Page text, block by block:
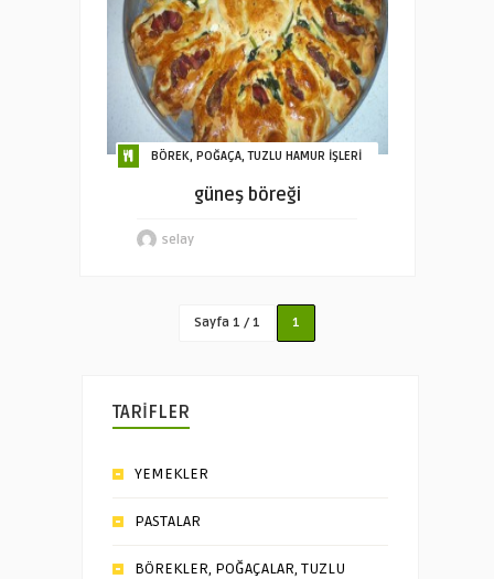
BÖREK, POĞAÇA, TUZLU HAMUR İŞLERİ
güneş böreği
selay
Sayfa 1 / 1 1
TARİFLER
YEMEKLER
PASTALAR
BÖREKLER, POĞAÇALAR, TUZLU